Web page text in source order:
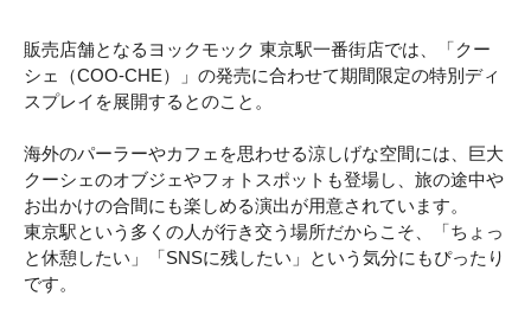
販売店舗となるヨックモック 東京駅一番街店では、「クー
シェ（COO-CHE）」の発売に合わせて期間限定の特別ディ
スプレイを展開するとのこと。
海外のパーラーやカフェを思わせる涼しげな空間には、巨大
クーシェのオブジェやフォトスポットも登場し、旅の途中や
お出かけの合間にも楽しめる演出が用意されています。
東京駅という多くの人が行き交う場所だからこそ、「ちょっ
と休憩したい」「SNSに残したい」という気分にもぴったり
です。